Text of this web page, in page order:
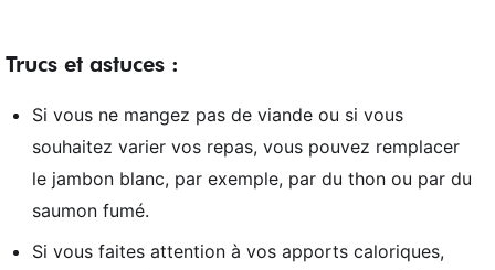
Trucs et astuces :
Si vous ne mangez pas de viande ou si vous
souhaitez varier vos repas, vous pouvez remplacer
le jambon blanc, par exemple, par du thon ou par du
saumon fumé.
Si vous faites attention à vos apports caloriques,